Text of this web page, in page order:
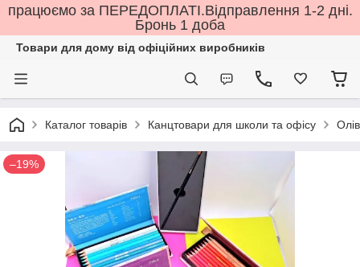
працюємо за ПЕРЕДОПЛАТІ.Відправлення 1-2 дні.
Бронь 1 доба
Товари для дому від офіційних виробників
Каталог товарів Канцтовари для школи та офісу
–19%